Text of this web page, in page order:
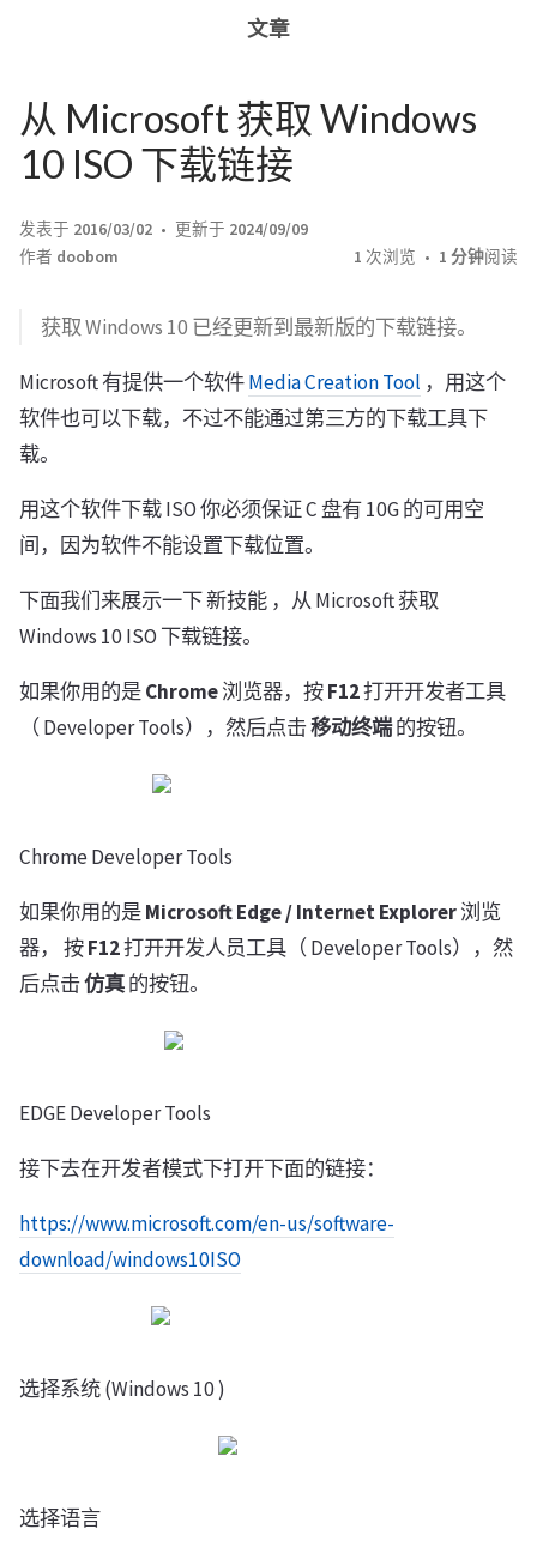
文章
从 Microsoft 获取 Windows
10 ISO 下载链接
发表于 2016/03/02 更新于 2024/09/09
作者 doobom 1 次浏览 1 分钟阅读
获取 Windows 10 已经更新到最新版的下载链接。
Microsoft 有提供一个软件Media Creation Tool ，用这个
软件也可以下载，不过不能通过第三方的下载工具下
载。
用这个软件下载 ISO 你必须保证 C 盘有 10G 的可用空
间，因为软件不能设置下载位置。
下面我们来展示一下 新技能 ，从 Microsoft 获取
Windows 10 ISO 下载链接。
如果你用的是Chrome浏览器，按F12打开开发者工具
（ Developer Tools），然后点击移动终端的按钮。
Chrome Developer Tools
如果你用的是Microsoft Edge / Internet Explorer浏览
器， 按F12打开开发人员工具（ Developer Tools），然
后点击仿真的按钮。
EDGE Developer Tools
接下去在开发者模式下打开下面的链接：
https://www.microsoft.com/en-us/software-
download/windows10ISO
选择系统 (Windows 10 )
选择语言